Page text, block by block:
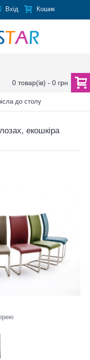
Вхід Кошик
0 товар(ів) - 0 грн
до столу
екошкіра